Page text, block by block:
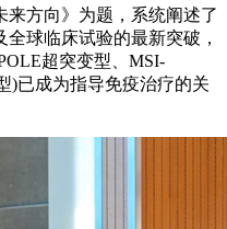
方向》为题，系统阐述了
球临床试验的最新突破，
超突变型、MSI-
)已成为指导免疫治疗的关